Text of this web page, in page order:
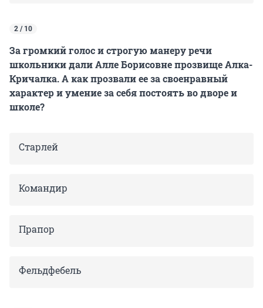
2 / 10
За громкий голос и строгую манеру речи
школьники дали Алле Борисовне прозвище Алка-
Кричалка. А как прозвали ее за своенравный
характер и умение за себя постоять во дворе и
школе?
Старлей
Командир
Прапор
Фельдфебель